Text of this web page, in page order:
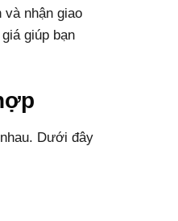
nhận giao
giúp bạn
Dưới đây